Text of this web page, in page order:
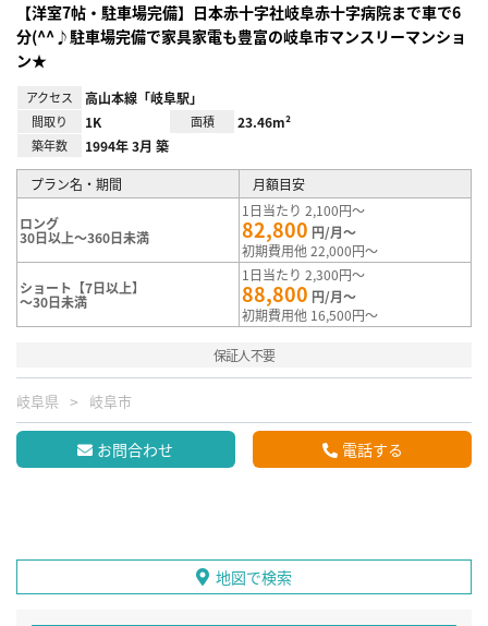
【洋室7帖・駐車場完備】日本赤十字社岐阜赤十字病院まで車で6
分(^^♪駐車場完備で家具家電も豊富の岐阜市マンスリーマンショ
ン★
アクセス 高山本線「岐阜駅」
間取り 1K 面積 23.46m²
築年数 1994年 3月 築
プラン名・期間 月額目安
ロング
30日以上～360日未満
1日当たり 2,100円～
82,800 円/月～
初期費用他 22,000円～
ショート【7日以上】
～30日未満
1日当たり 2,300円～
88,800 円/月～
初期費用他 16,500円～
保証人不要
岐阜県 岐阜市
お問合わせ 電話する
地図で検索